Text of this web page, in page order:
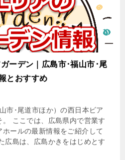
ーデン｜広島市･福山市･尾
とおすすめ
市･尾道市ほか）の西日本ビア
ここでは、広島県内で営業す
ールの最新情報をご紹介して
広島は、広島かきをはじめとす